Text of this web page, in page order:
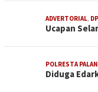
ADVERTORIAL,
Ucapan
POLRESTA
Diduga